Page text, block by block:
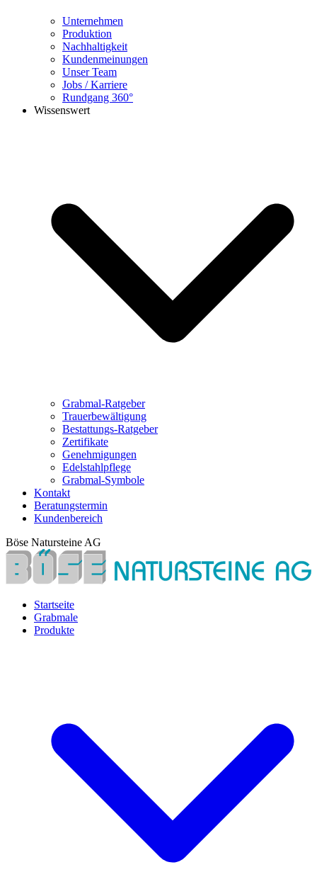
Unternehmen
Produktion
Nachhaltigkeit
Kundenmeinungen
Unser Team
Jobs / Karriere
Rundgang 360°
Wissenswert
Grabmal-Ratgeber
Trauerbewältigung
Bestattungs-Ratgeber
Zertifikate
Genehmigungen
Edelstahlpflege
Grabmal-Symbole
Kontakt
Beratungstermin
Kundenbereich
Böse Natursteine AG
Startseite
Grabmale
Produkte